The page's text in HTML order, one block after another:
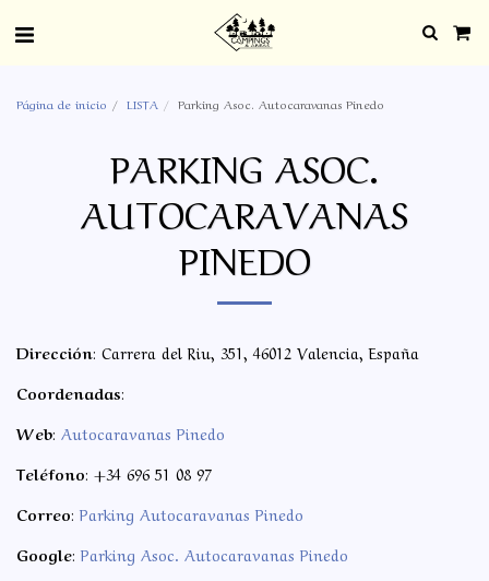
Página de inicio LISTA Parking Asoc. Autocaravanas Pinedo
PARKING ASOC.
AUTOCARAVANAS
PINEDO
Dirección: Carrera del Riu, 351, 46012 Valencia, España
Coordenadas:
Web: Autocaravanas Pinedo
Teléfono: +34 696 51 08 97
Correo: Parking Autocaravanas Pinedo
Google: Parking Asoc. Autocaravanas Pinedo